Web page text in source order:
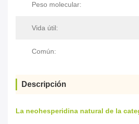
Peso molecular:
Vida útil:
Común:
Descripción
La neohesperidina natural de la